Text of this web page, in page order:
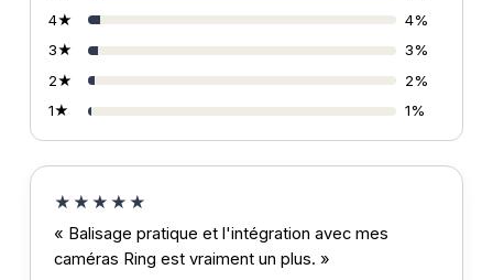
4★
4%
3★
3%
2★
2%
1★
1%
★★★★★
« Balisage pratique et l'intégration avec mes
caméras Ring est vraiment un plus. »